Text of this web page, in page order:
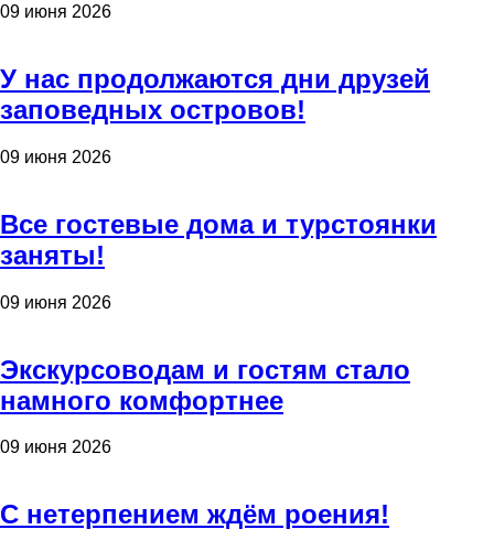
09 июня 2026
У нас продолжаются дни друзей
заповедных островов!
09 июня 2026
Все гостевые дома и турстоянки
заняты!
09 июня 2026
Экскурсоводам и гостям стало
намного комфортнее
09 июня 2026
С нетерпением ждём роения!